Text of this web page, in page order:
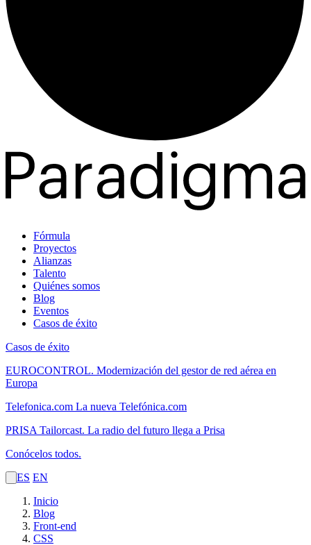
Fórmula
Proyectos
Alianzas
Talento
Quiénes somos
Blog
Eventos
Casos de éxito
Casos de éxito
EUROCONTROL. Modernización del gestor de red aérea en
Europa
Telefonica.com La nueva Telefónica.com
PRISA Tailorcast. La radio del futuro llega a Prisa
Conócelos todos.
ES EN
Inicio
Blog
Front-end
CSS